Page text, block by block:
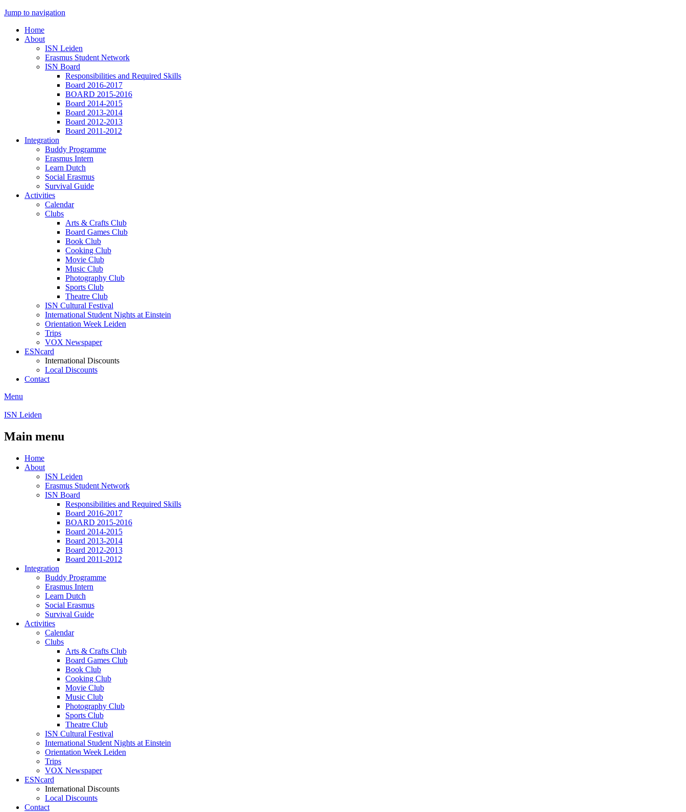
Jump to navigation
Home
About
ISN Leiden
Erasmus Student Network
ISN Board
Responsibilities and Required Skills
Board 2016-2017
BOARD 2015-2016
Board 2014-2015
Board 2013-2014
Board 2012-2013
Board 2011-2012
Integration
Buddy Programme
Erasmus Intern
Learn Dutch
Social Erasmus
Survival Guide
Activities
Calendar
Clubs
Arts & Crafts Club
Board Games Club
Book Club
Cooking Club
Movie Club
Music Club
Photography Club
Sports Club
Theatre Club
ISN Cultural Festival
International Student Nights at Einstein
Orientation Week Leiden
Trips
VOX Newspaper
ESNcard
International Discounts
Local Discounts
Contact
Menu
ISN Leiden
Main menu
Home
About
ISN Leiden
Erasmus Student Network
ISN Board
Responsibilities and Required Skills
Board 2016-2017
BOARD 2015-2016
Board 2014-2015
Board 2013-2014
Board 2012-2013
Board 2011-2012
Integration
Buddy Programme
Erasmus Intern
Learn Dutch
Social Erasmus
Survival Guide
Activities
Calendar
Clubs
Arts & Crafts Club
Board Games Club
Book Club
Cooking Club
Movie Club
Music Club
Photography Club
Sports Club
Theatre Club
ISN Cultural Festival
International Student Nights at Einstein
Orientation Week Leiden
Trips
VOX Newspaper
ESNcard
International Discounts
Local Discounts
Contact